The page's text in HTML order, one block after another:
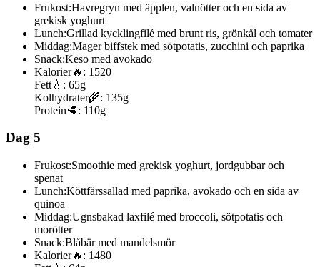
Frukost:Havregryn med äpplen, valnötter och en sida av
grekisk yoghurt
Lunch:Grillad kycklingfilé med brunt ris, grönkål och tomater
Middag:Mager biffstek med sötpotatis, zucchini och paprika
Snack:Keso med avokado
Kalorier🔥: 1520
Fett 💧: 65g
Kolhydrater🌾: 135g
Protein🥩: 110g
Dag 5
Frukost:Smoothie med grekisk yoghurt, jordgubbar och
spenat
Lunch:Köttfärssallad med paprika, avokado och en sida av
quinoa
Middag:Ugnsbakad laxfilé med broccoli, sötpotatis och
morötter
Snack:Blåbär med mandelsmör
Kalorier🔥: 1480